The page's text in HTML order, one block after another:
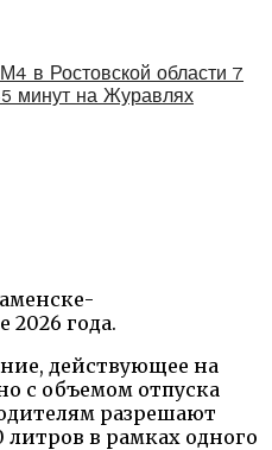
года.
действующее на
с объемом отпуска
разрешают
литров в рамках одного
в Ростовской области 7
минут на Журавлях